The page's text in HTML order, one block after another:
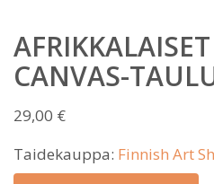
CANVAS-
29,00 €
Taidekauppa: Finnish Art